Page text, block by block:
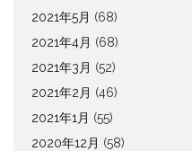
2021年5月 (68)
2021年4月 (68)
2021年3月 (52)
2021年2月 (46)
2021年1月 (55)
2020年12月 (58)